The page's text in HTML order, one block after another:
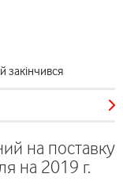
закінчився
на поставку
на 2019 г.